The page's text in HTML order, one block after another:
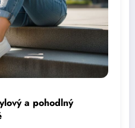
a pohodlný